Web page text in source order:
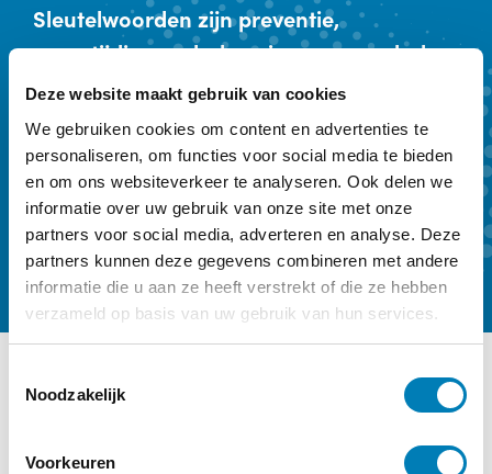
Deze website maakt gebruik van cookies
We gebruiken cookies om content en advertenties te
personaliseren, om functies voor social media te bieden
en om ons websiteverkeer te analyseren. Ook delen we
informatie over uw gebruik van onze site met onze
partners voor social media, adverteren en analyse. Deze
partners kunnen deze gegevens combineren met andere
informatie die u aan ze heeft verstrekt of die ze hebben
verzameld op basis van uw gebruik van hun services.
Noodzakelijk
Voorkeuren
Sleutelwoorden zijn preventie,
vroegtijdige onderkenning en vroeghulp.
Ons kwartaalmagazine biedt achtergrond
en verdieping. Een abonnement kost €
59,- per jaar.
Kennismaken Abonneren
Ander interessant nieuws
Categorie:
Bevallen, Onderzoek,